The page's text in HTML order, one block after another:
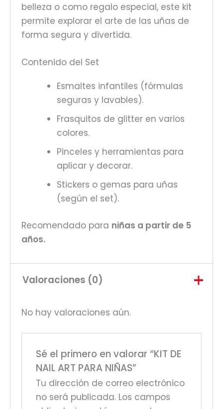
belleza o como regalo especial, este kit
permite explorar el arte de las uñas de
forma segura y divertida.
Contenido del Set
Esmaltes infantiles (fórmulas
seguras y lavables).
Frasquitos de glitter en varios
colores.
Pinceles y herramientas para
aplicar y decorar.
Stickers o gemas para uñas
(según el set).
Recomendado para niñas a partir de 5
años.
Valoraciones (0)
No hay valoraciones aún.
Sé el primero en valorar “KIT DE
NAIL ART PARA NIÑAS”
Tu dirección de correo electrónico
no será publicada. Los campos